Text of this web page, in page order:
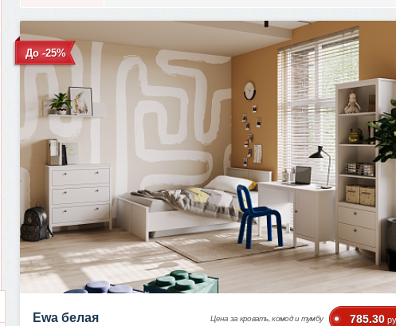
До -25%
Ewa белая Цена за кровать, комод и тумбу 785.30